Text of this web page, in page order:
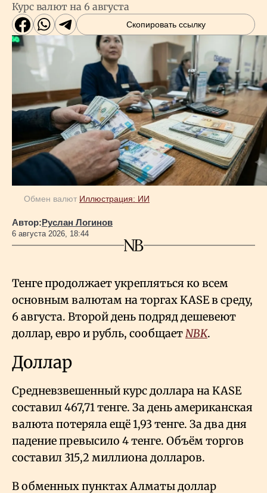
Курс валют на 6 августа
Скопировать ссылку
Обмен валют Иллюстрация: ИИ
Автор:Руслан Логинов
6 августа 2026, 18:44
Тенге продолжает укрепляться ко всем
основным валютам на торгах KASE в среду,
6 августа. Второй день подряд дешевеют
доллар, евро и рубль, сообщаетNBK.
Доллар
Средневзвешенный курс доллара на KASE
составил 467,71 тенге. За день американская
валюта потеряла ещё 1,93 тенге. За два дня
падение превысило 4 тенге. Объём торгов
составил 315,2 миллиона долларов.
В обменных пунктах Алматы доллар